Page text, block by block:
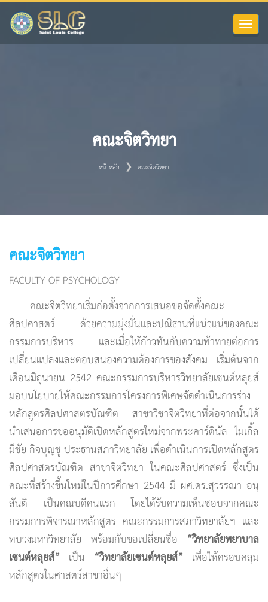
Toggle
คณะจิตวิทยา
หน้าหลัก คณะจิตวิทยา
คณะจิตวิทยา
FACULTY OF PSYCHOLOGY
คณะจิตวิทยาเริ่มก่อตั้งจากการเสนอขอจัดตั้งคณะ
ศิลปศาสตร์ ด้วยความมุ่งมั่นและปณิธานที่แน่วแน่ของคณะ
กรรมการบริหาร และเมื่อให้ก้าวทันกับความท้าทายต่อการ
เปลี่ยนแปลงและตอบสนองความต้องการของสังคม เริ่มต้นจาก
เดือนมิถุนายน 2542 คณะกรรมการบริหารวิทยาลัยเซนต์หลุยส์
มอบนโยบายให้คณะกรรมการโครงการพิเศษจัดดำเนินการร่าง
หลักสูตรศิลปศาสตรบัณฑิต สาขาวิชาจิตวิทยาที่ต่อจากนั้นได้
นำเสนอการขออนุมัติเปิดหลักสูตรใหม่จากพระคาร์ดินัล ไมเกิ้ล
มีชัย กิจบุญชู ประธานสภาวิทยาลัย เพื่อดำเนินการเปิดหลักสูตร
ศิลปศาสตรบัณฑิต สาขาจิตวิทยา ในคณะศิลปศาสตร์ ซึ่งเป็น
คณะที่สร้างขึ้นใหม่ในปีการศึกษา 2544 มี ผศ.ดร.สุวรรณา อนุ
สันติ เป็นคณบดีคนแรก โดยได้รับความเห็นชอบจากคณะ
กรรมการพิจารณาหลักสูตร คณะกรรมการสภาวิทยาลัยฯ และ
ทบวงมหาวิทยาลัย พร้อมกับขอเปลี่ยนชื่อ “วิทยาลัยพยาบาล
เซนต์หลุยส์” เป็น “วิทยาลัยเซนต์หลุยส์” เพื่อให้ครอบคลุม
หลักสูตรในศาสตร์สาขาอื่นๆ